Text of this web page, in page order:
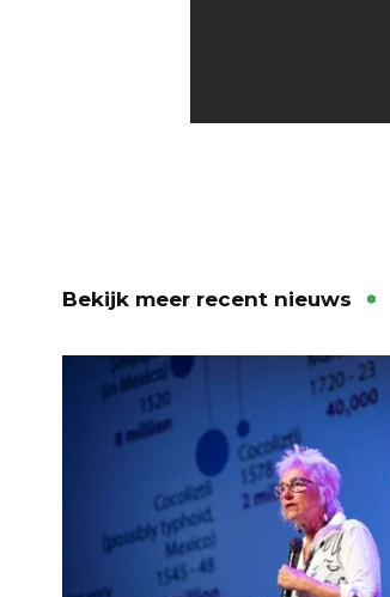
Bekijk meer recent nieuws